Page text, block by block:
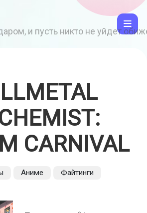
и пусть никто не уйдет
CARNIVAL
Аниме Файтинги